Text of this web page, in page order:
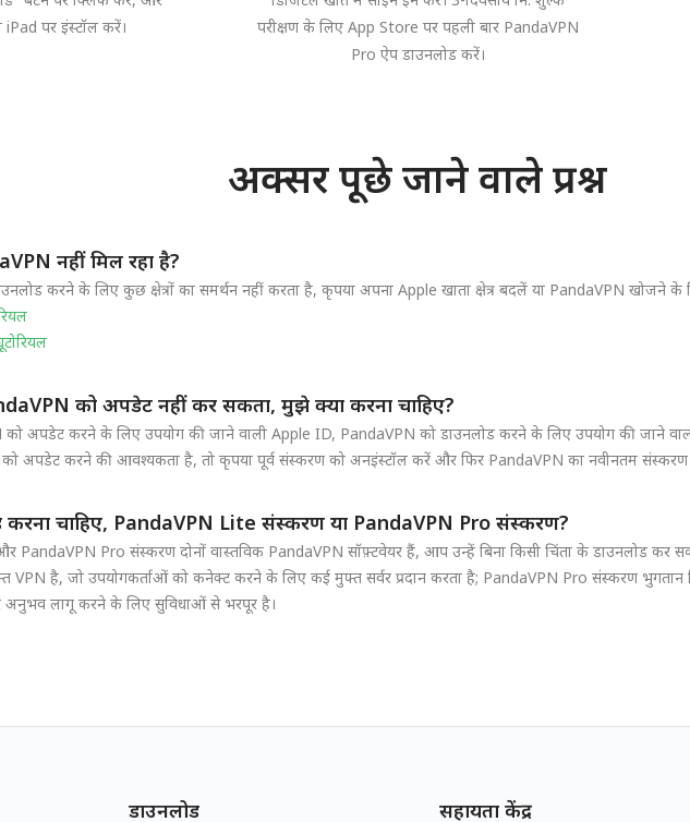
पर इंस्टॉल करें।
परीक्षण के लिए App Store पर पहली बार PandaVPN
Pro ऐप डाउनलोड करें।
अक्सर पूछे जाने वाले प्रश्न
नहीं मिल रहा है?
करने के लिए कुछ क्षेत्रों का समर्थन नहीं करता है, कृपया अपना Apple खाता क्षेत्र बदलें या PandaVPN खोजने
को अपडेट नहीं कर सकता, मुझे क्या करना चाहिए?
अपडेट करने के लिए उपयोग की जाने वाली Apple ID, PandaVPN को डाउनलोड करने के लिए उपयोग की जाने
अपडेट करने की आवश्यकता है, तो कृपया पूर्व संस्करण को अनइंस्टॉल करें और फिर PandaVPN का नवीनतम संस्करण
करना चाहिए, PandaVPN Lite संस्करण या PandaVPN Pro संस्करण?
PandaVPN Pro संस्करण दोनों वास्तविक PandaVPN सॉफ़्टवेयर हैं, आप उन्हें बिना किसी चिंता के डाउनलोड
VPN है, जो उपयोगकर्ताओं को कनेक्ट करने के लिए कई मुफ्त सर्वर प्रदान करता है; PandaVPN Pro संस्करण
अनुभव लागू करने के लिए सुविधाओं से भरपूर है।
डाउनलोड सहायता केंद्र